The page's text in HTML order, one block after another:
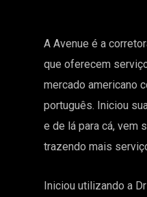
A Avenue é a
que oferecem
mercado americano
português. Iniciou
e de lá para cá, vem
trazendo mais
Iniciou utilizando a